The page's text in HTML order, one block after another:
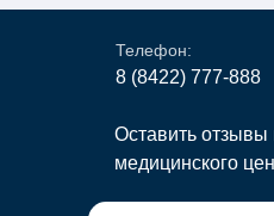
Телефон:
8 (8422) 777-888
Оставить отзывы
медицинского